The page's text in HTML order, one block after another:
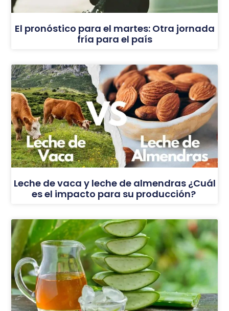
El pronóstico para el martes: Otra jornada
fría para el país
Leche de vaca y leche de almendras ¿Cuál
es el impacto para su producción?